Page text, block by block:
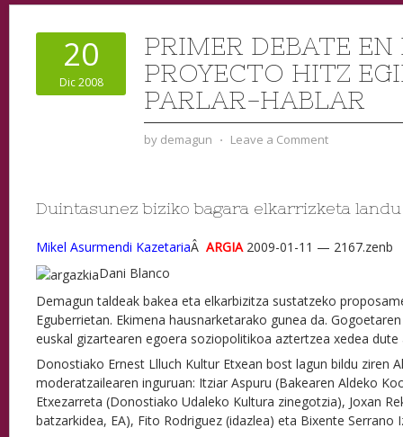
20
Dic 2008
PRIMER DEBATE EN
PROYECTO HITZ
PARLAR-HABLAR
by demagun ⋅ Leave a Comment
Duintasunez biziko bagara elkarrizketa
Mikel Asurmendi KazetariaÂ ARGIA2009-01-11 — 2167.zenb
Dani Blanco
Demagun taldeak bakea eta elkarbizitza sustatzeko
Eguberrietan. Ekimena hausnarketarako gunea da.
euskal gizartearen egoera soziopolitikoa aztertzea xedea dute
Donostiako Ernest Llluch Kultur Etxean bost lagun bildu ziren
moderatzailearen inguruan: Itziar Aspuru (Bakearen Aldeko
Etxezarreta (Donostiako Udaleko Kultura zinegotzia), Joxan
batzarkidea, EA), Fito Rodriguez (idazlea) eta Bixente Serrano